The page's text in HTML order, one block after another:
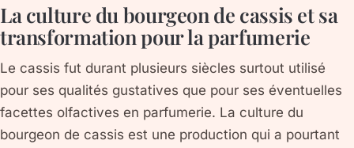
La culture du bourgeon de cassis et sa
transformation pour la parfumerie
Le cassis fut durant plusieurs siècles surtout utilisé
pour ses qualités gustatives que pour ses éventuelles
facettes olfactives en parfumerie. La culture du
bourgeon de cassis est une production qui a pourtant